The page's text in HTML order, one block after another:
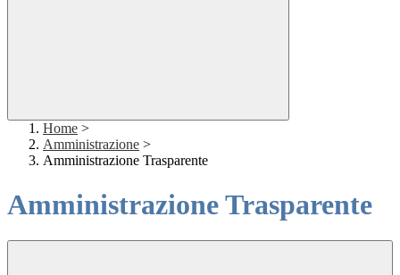
Home >
Amministrazione >
Amministrazione Trasparente
Amministrazione Trasparente